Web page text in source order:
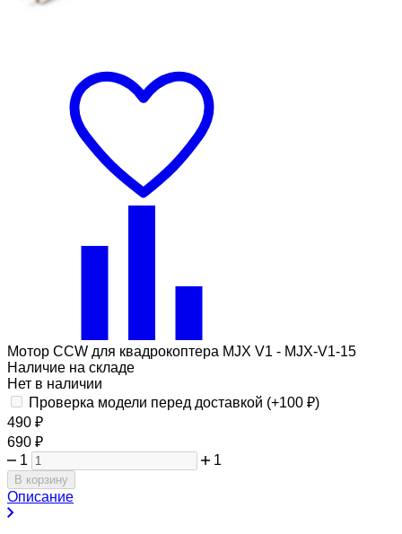
Мотор CCW для квадрокоптера MJX V1 - MJX-V1-15
Наличие на складе
Нет в наличии
Проверка модели перед доставкой (+100 ₽)
490 ₽
690 ₽
1
1
В корзину
Описание